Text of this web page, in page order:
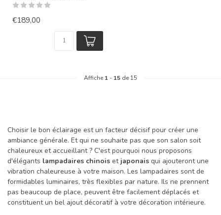
€189,00
Affiche 1 - 15 de 15
Choisir le bon éclairage est un facteur décisif pour créer une
ambiance générale. Et qui ne souhaite pas que son salon soit
chaleureux et accueillant ? C'est pourquoi nous proposons
d'élégants lampadaires chinois et japonais qui ajouteront une
vibration chaleureuse à votre maison. Les lampadaires sont de
formidables luminaires, très flexibles par nature. Ils ne prennent
pas beaucoup de place, peuvent être facilement déplacés et
constituent un bel ajout décoratif à votre décoration intérieure.